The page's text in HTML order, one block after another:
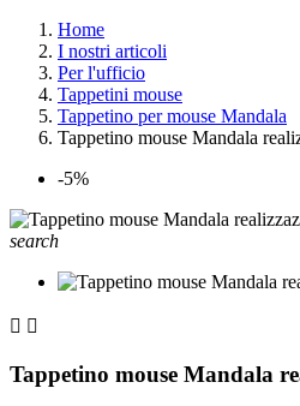
Home
I nostri articoli
Per l'ufficio
Tappetini mouse
Tappetino per mouse Mandala
Tappetino mouse Mandala
-5%
search
 
Tappetino mouse Mandala